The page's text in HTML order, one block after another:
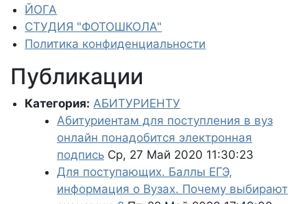
ЙОГА
СТУДИЯ "ФОТОШКОЛА"
Политика конфиденциальности
Публикации
Категория: АБИТУРИЕНТУ
Абитуриентам для поступления в вуз
онлайн понадобится электронная
подпись Ср, 27 Май 2020 11:30:23
Для поступающих. Баллы ЕГЭ,
информация о Вузах. Почему выбирают